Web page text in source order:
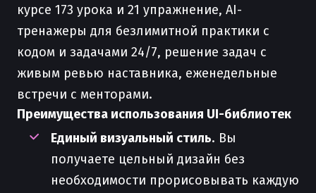
курсе 173 урока и 21 упражнение, AI-
тренажеры для безлимитной практики с
кодом и задачами 24/7, решение задач с
живым ревью наставника, еженедельные
встречи с менторами.
Преимущества использования UI-библиотек
Единый визуальный стиль. Вы
получаете цельный дизайн без
необходимости прорисовывать каждую